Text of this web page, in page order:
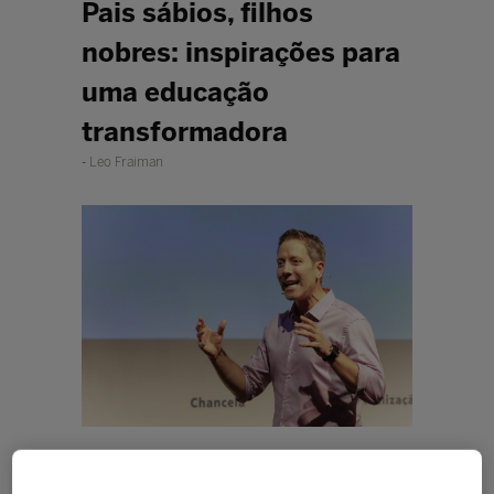
Pais sábios, filhos
nobres: inspirações para
uma educação
transformadora
Leo Fraiman